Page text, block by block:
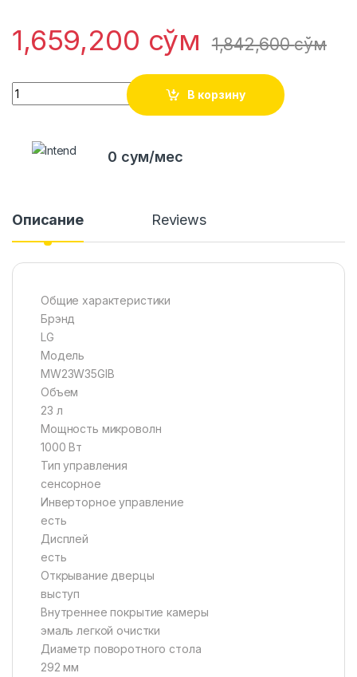
1,659,200 сўм 1,842,600сўм
Quantity
В корзину
0 сум/мес
Описание Reviews
Общие характеристики
Брэнд
LG
Модель
MW23W35GIB
Объем
23 л
Мощность микроволн
1000 Вт
Тип управления
сенсорное
Инверторное управление
есть
Дисплей
есть
Открывание дверцы
выступ
Внутреннее покрытие камеры
эмаль легкой очистки
Диаметр поворотного стола
292 мм